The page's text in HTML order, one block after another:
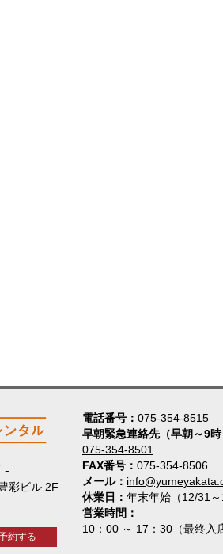
電話番号
075-354-8515
早朝緊急連絡先（早朝～9時
075-354-8501
FAX番号
075-354-8506
メール
休業日
年末年始（12/31～
営業時間
10：00 ～ 17：30（最終入
彩ビル 2F
約する